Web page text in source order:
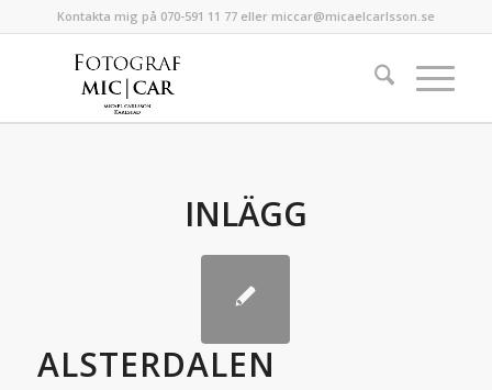
Kontakta mig på 070-591 11 77 eller miccar@micaelcarlsson.se
INLÄGG
ALSTERDALEN